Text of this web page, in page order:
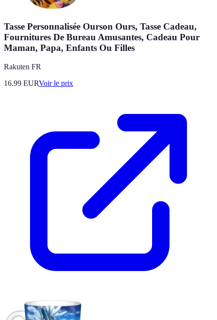
Tasse Personnalisée Ourson Ours, Tasse Cadeau,
Fournitures De Bureau Amusantes, Cadeau Pour
Maman, Papa, Enfants Ou Filles
Rakuten FR
16.99 EURVoir le prix